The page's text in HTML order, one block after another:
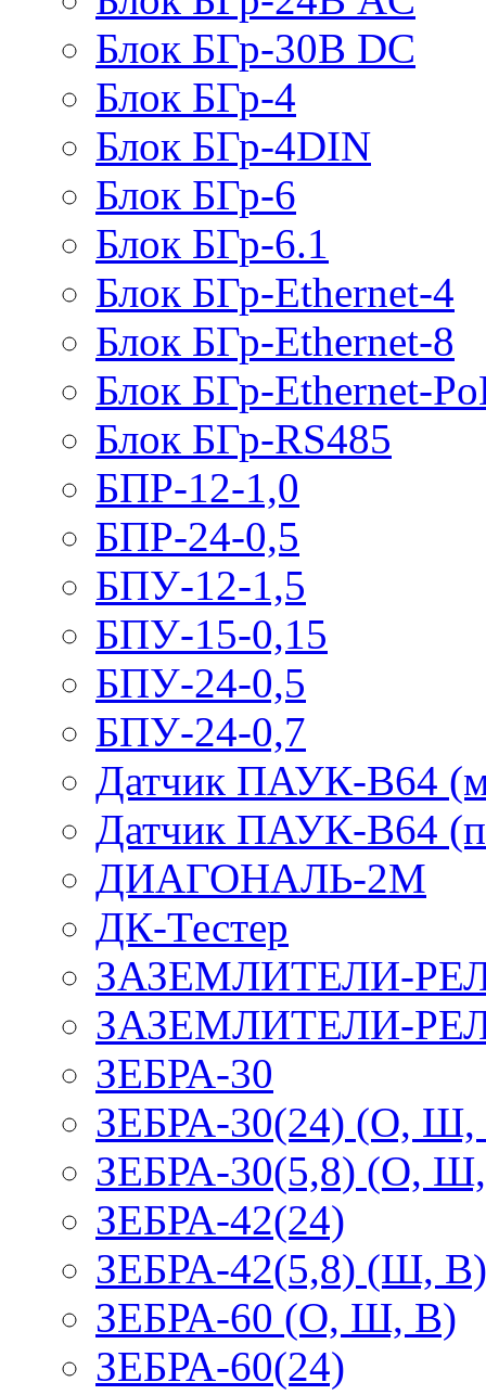
Блок БГр-30В DC
Блок БГр-4
Блок БГр-4DIN
Блок БГр-6
Блок БГр-6.1
Блок БГр-Ethernet-4
Блок БГр-Ethernet-8
Блок БГр-Ethernet-
Блок БГр-RS485
БПР-12-1,0
БПР-24-0,5
БПУ-12-1,5
БПУ-15-0,15
БПУ-24-0,5
БПУ-24-0,7
Датчик ПАУК-В64
Датчик ПАУК-В64
ДИАГОНАЛЬ-2М
ДК-Тестер
ЗАЗЕМЛИТЕЛИ-
ЗАЗЕМЛИТЕЛИ-
ЗЕБРА-30
ЗЕБРА-30(24) (О,
ЗЕБРА-30(5,8) (О,
ЗЕБРА-42(24)
ЗЕБРА-42(5,8) (Ш, В)
ЗЕБРА-60 (О, Ш, В)
ЗЕБРА-60(24)